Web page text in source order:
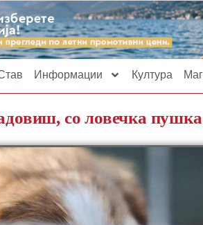
Информации Култура
со ловечка